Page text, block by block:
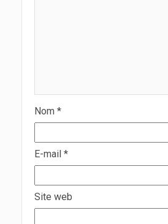
Nom *
E-mail *
Site web